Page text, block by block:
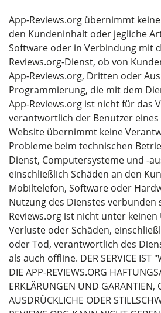
App-Reviews.org übernimmt
den Kundeninhalt oder jegliche
Software oder in Verbindung mit
Reviews.org-Dienst, ob von
App-Reviews.org, Dritten oder
Programmierung, die mit dem
App-Reviews.org ist nicht für das
verantwortlich der Benutzer eines
Website übernimmt keine
Probleme beim technischen
Dienst, Computersysteme und -
einschließlich Schäden an den
Mobiltelefon, Software oder
Nutzung des Dienstes verbunden
Reviews.org ist nicht unter
Verluste oder Schäden,
oder Tod, verantwortlich des
als auch offline. DER SERVICE IST
DIE APP-REVIEWS.ORG
ERKLÄRUNGEN UND GARANTIEN,
AUSDRÜCKLICHE ODER